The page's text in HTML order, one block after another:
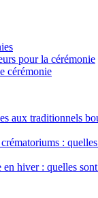
pour la cérémonie
cérémonie
aux traditionnels
:
hiver : quelles